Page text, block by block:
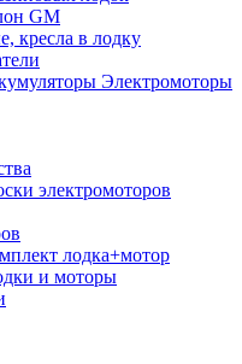
GM
кресла в лодку
Электромоторы
электромоторов
лодка+мотор
и моторы